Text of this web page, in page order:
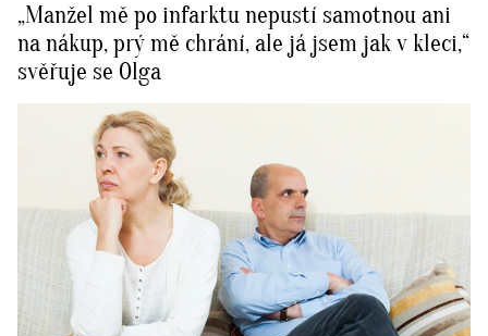
„Manžel mě po infarktu nepustí samotnou ani
na nákup, prý mě chrání, ale já jsem jak v kleci,“
svěřuje se Olga